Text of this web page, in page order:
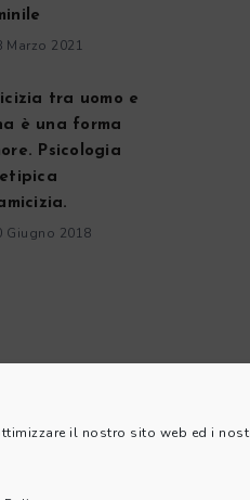
il nostro sito web ed i
Marzo 2021
tra uomo e
è una forma
Psicologia
Giugno 2018